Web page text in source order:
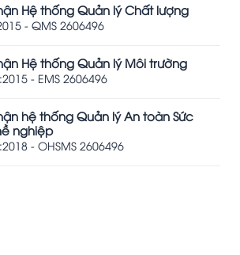
Hệ thống Quản lý Chất lượng
- QMS 2606496
Hệ thống Quản lý Môi trường
- EMS 2606496
hệ thống Quản lý An toàn Sức
nghiệp
- OHSMS 2606496